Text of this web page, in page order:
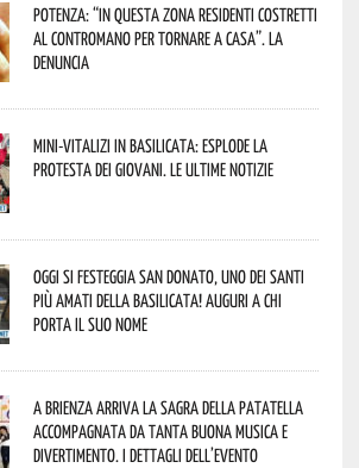
Potenza: “In questa zona residenti costretti
al contromano per tornare a casa”. La
denuncia
Mini-vitalizi in Basilicata: esplode la
protesta dei giovani. Le ultime notizie
Oggi si festeggia San Donato, uno dei Santi
più amati della Basilicata! Auguri a chi
porta il suo nome
A Brienza arriva la Sagra della Patatella
accompagnata da tanta buona musica e
divertimento. I dettagli dell’evento